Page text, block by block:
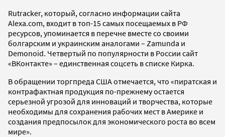
Rutracker, который, согласно информации сайта
Alexa.com, входит в топ-15 самых посещаемых в РФ
ресурсов, упоминается в перечне вместе со своими
болгарским и украинским аналогами – Zamunda и
Demonoid. Четвертый по популярности в России сайт
«ВКонтакте» – единственная соцсеть в списке Кирка.
В обращении торгпреда США отмечается, что «пиратская и
контрафактная продукция по-прежнему остается
серьезной угрозой для инноваций и творчества, которые
необходимы для сохранения рабочих мест в Америке и
создания предпосылок для экономического роста во всем
мире».